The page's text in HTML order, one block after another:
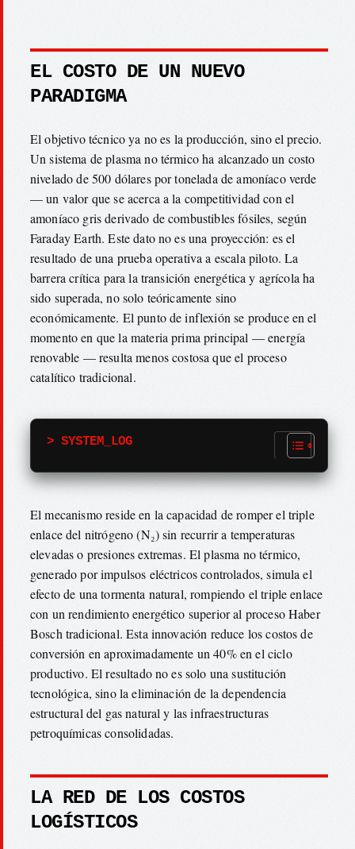
EL COSTO DE UN NUEVO
PARADIGMA
El objetivo técnico ya no es la producción, sino el precio.
Un sistema de plasma no térmico ha alcanzado un costo
nivelado de 500 dólares por tonelada de amoníaco verde
— un valor que se acerca a la competitividad con el
amoníaco gris derivado de combustibles fósiles, según
Faraday Earth. Este dato no es una proyección: es el
resultado de una prueba operativa a escala piloto. La
barrera crítica para la transición energética y agrícola ha
sido superada, no solo teóricamente sino
económicamente. El punto de inflexión se produce en el
momento en que la materia prima principal — energía
renovable — resulta menos costosa que el proceso
catalítico tradicional.
> SYSTEM_LOG
El mecanismo reside en la capacidad de romper el triple
enlace del nitrógeno (N₂) sin recurrir a temperaturas
elevadas o presiones extremas. El plasma no térmico,
generado por impulsos eléctricos controlados, simula el
efecto de una tormenta natural, rompiendo el triple enlace
con un rendimiento energético superior al proceso Haber
Bosch tradicional. Esta innovación reduce los costos de
conversión en aproximadamente un 40% en el ciclo
productivo. El resultado no es solo una sustitución
tecnológica, sino la eliminación de la dependencia
estructural del gas natural y las infraestructuras
petroquímicas consolidadas.
LA RED DE LOS COSTOS
LOGÍSTICOS